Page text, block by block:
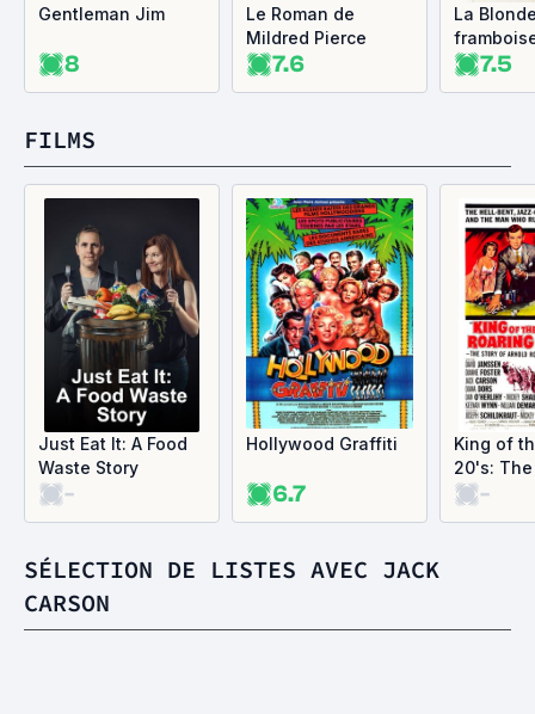
Gentleman Jim
8
Le Roman de
Mildred Pierce
7.6
La
7.5
FILMS
Just Eat It: A Food
Waste Story
-
Hollywood Graffiti
6.7
King of
20's:
Arnold
-
SÉLECTION DE LISTES AVEC JACK
CARSON